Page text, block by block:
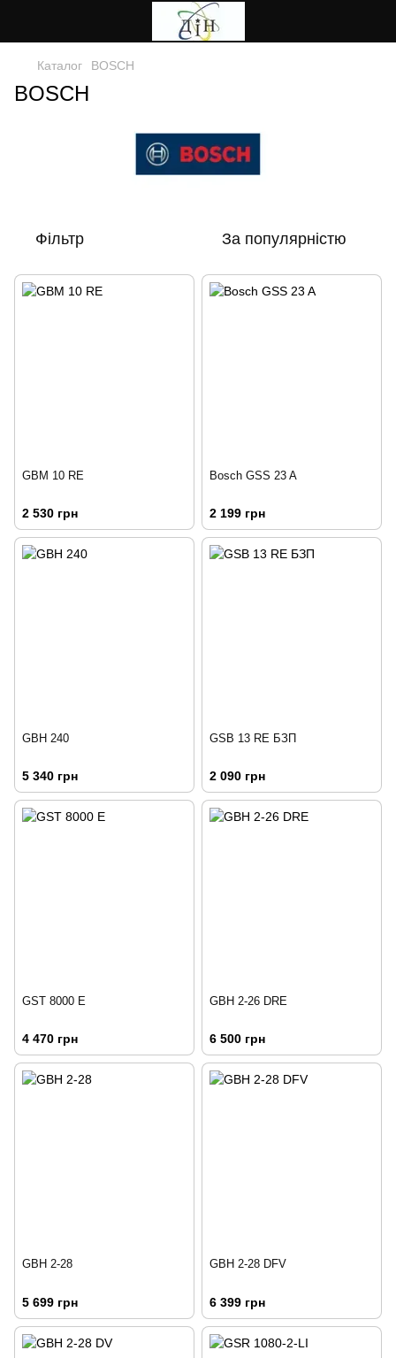
Каталог BOSCH
BOSCH
Фільтр За популярністю
GBM 10 RE
2 530 грн
Bosch GSS 23 A
2 199 грн
GBH 240
5 340 грн
GSB 13 RE БЗП
2 090 грн
GST 8000 E
4 470 грн
GBH 2-26 DRE
6 500 грн
GBH 2-28
5 699 грн
GBH 2-28 DFV
6 399 грн